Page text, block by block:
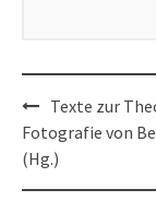
Post
navigation
Texte zur
Fotografie von
(Hg.)